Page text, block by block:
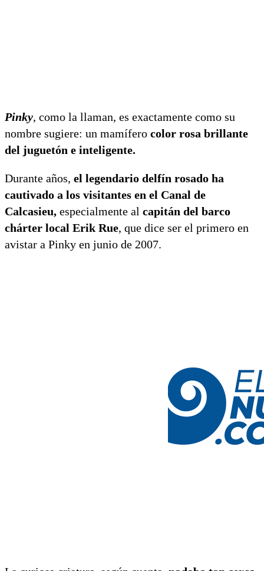
Pinky, como la llaman, es exactamente como su
nombre sugiere: un mamífero color rosa brillante
del juguetón e inteligente.
Durante años, el legendario delfín rosado ha
cautivado a los visitantes en el Canal de
Calcasieu, especialmente al capitán del barco
chárter local Erik Rue, que dice ser el primero en
avistar a Pinky en junio de 2007.